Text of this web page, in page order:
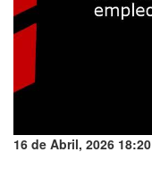
16 de Abril, 2026 18:20